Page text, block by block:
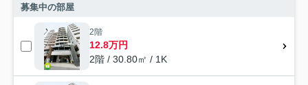
募集中の部屋
2階
12.8万円
2階 / 30.80㎡ / 1K